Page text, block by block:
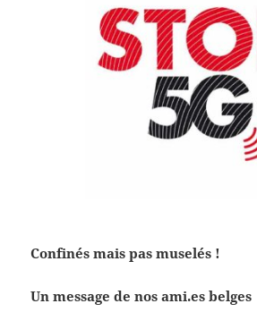
Confinés mais pas muselés !
Un message de nos ami.es belges